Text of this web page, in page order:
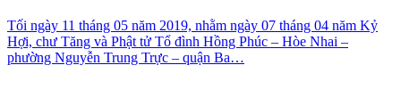
Tối ngày 11 tháng 05 năm 2019, nhằm ngày 07 tháng 04 năm Kỷ
Hợi, chư Tăng và Phật tử Tổ đình Hồng Phúc – Hòe Nhai –
phường Nguyễn Trung Trực – quận Ba…